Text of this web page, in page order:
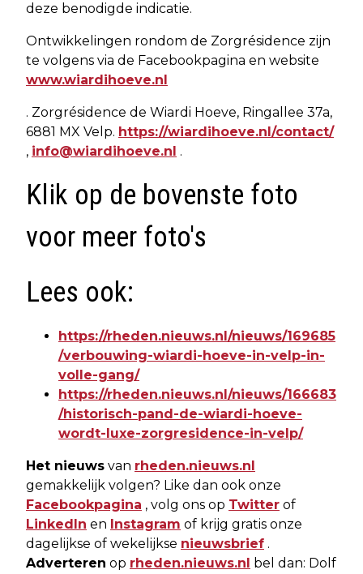
deze benodigde indicatie.
Ontwikkelingen rondom de Zorgrésidence zijn
te volgens via de Facebookpagina en website
www.wiardihoeve.nl
. Zorgrésidence de Wiardi Hoeve, Ringallee 37a,
6881 MX Velp. https://wiardihoeve.nl/contact/
, info@wiardihoeve.nl .
Klik op de bovenste foto
voor meer foto's
Lees ook:
https://rheden.nieuws.nl/nieuws/169685
/verbouwing-wiardi-hoeve-in-velp-in-
volle-gang/
https://rheden.nieuws.nl/nieuws/166683
/historisch-pand-de-wiardi-hoeve-
wordt-luxe-zorgresidence-in-velp/
Het nieuws van rheden.nieuws.nl
gemakkelijk volgen? Like dan ook onze
Facebookpagina , volg ons op Twitter of
LinkedIn en Instagram of krijg gratis onze
dagelijkse of wekelijkse nieuwsbrief .
Adverteren op rheden.nieuws.nl bel dan: Dolf